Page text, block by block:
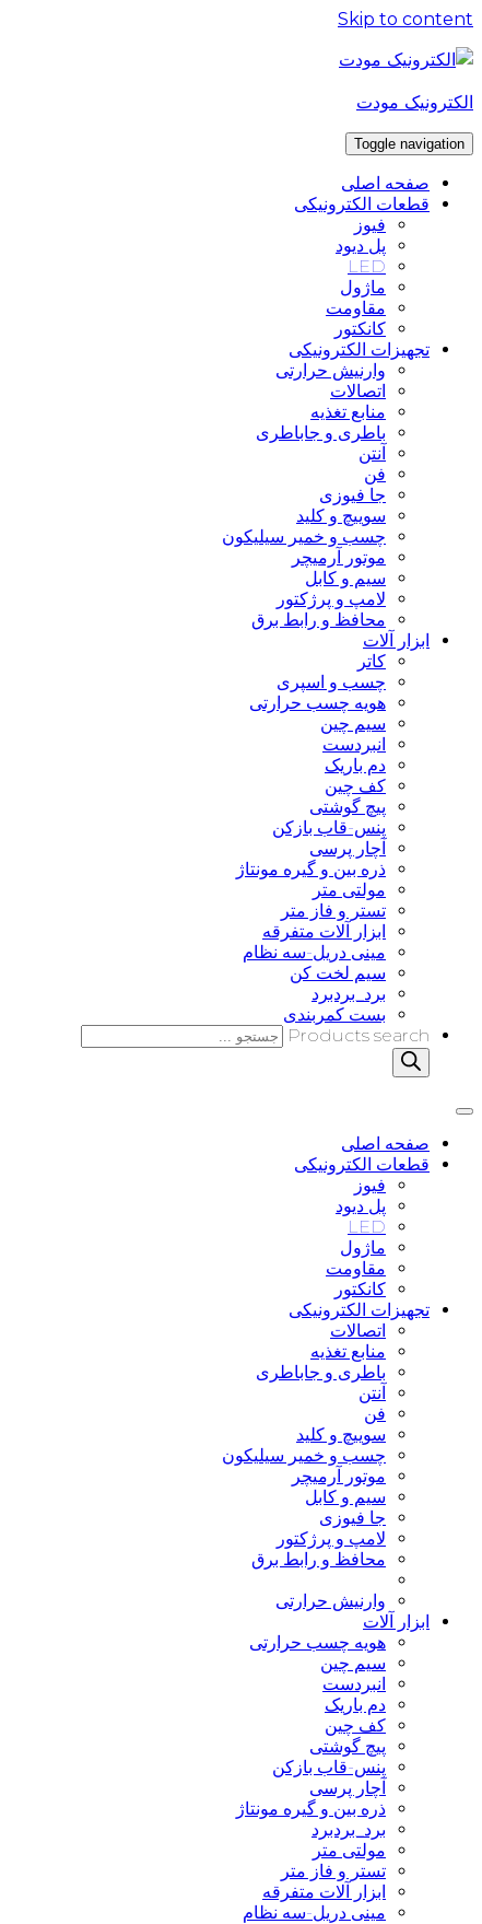
Skip to content
الکترونیک مودت
Toggle navigation
صفحه اصلی
قطعات الکترونیکی
فیوز
پل دیود
LED
ماژول
مقاومت
کانکتور
تجهیزات الکترونیکی
وارنیش حرارتی
اتصالات
منابع تغذیه
باطری و جاباطری
آنتن
فن
جا فیوزی
سوییچ و کلید
چسب و خمیر سیلیکون
موتور آرمیچر
سیم و کابل
لامپ و پرژکتور
محافظ و رابط برق
ابزار آلات
کاتر
چسب و اسپری
هویه چسب حرارتی
سیم چین
انبردست
دم باریک
کف چین
پیچ گوشتی
پنس-قاب بازکن
آچار پرسی
ذره بین و گیره مونتاژ
مولتی متر
تستر و فاز متر
ابزار آلات متفرقه
مینی دریل-سه نظام
سیم لخت کن
برد_بردبرد
بست کمربندی
Products search
صفحه اصلی
قطعات الکترونیکی
فیوز
پل دیود
LED
ماژول
مقاومت
کانکتور
تجهیزات الکترونیکی
اتصالات
منابع تغذیه
باطری و جاباطری
آنتن
فن
سوییچ و کلید
چسب و خمیر سیلیکون
موتور آرمیچر
سیم و کابل
جا فیوزی
لامپ و پرژکتور
محافظ و رابط برق
وارنیش حرارتی
ابزار آلات
هویه چسب حرارتی
سیم چین
انبردست
دم باریک
کف چین
پیچ گوشتی
پنس-قاب بازکن
آچار پرسی
ذره بین و گیره مونتاژ
برد_بردبرد
مولتی متر
تستر و فاز متر
ابزار آلات متفرقه
مینی دریل-سه نظام